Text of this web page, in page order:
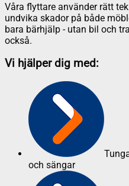
Våra flyttare använder rätt
undvika skador på både
bara bärhjälp - utan bil och
också.
Vi hjälper dig med:
och sängar